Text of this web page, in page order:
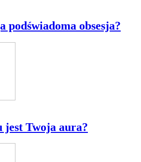
podświadoma obsesja?
jest Twoja aura?